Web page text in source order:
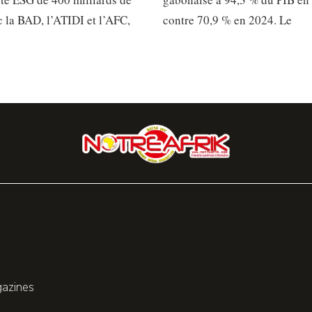
la BAD, l’ATIDI et l’AFC,
contre 70,9 % en 2024. Le